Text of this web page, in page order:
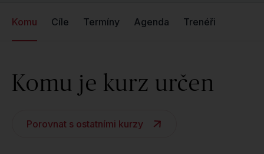
Komu Cíle Termíny Agenda Trenéři
Komu je kurz určen
Porovnat s ostatními kurzy